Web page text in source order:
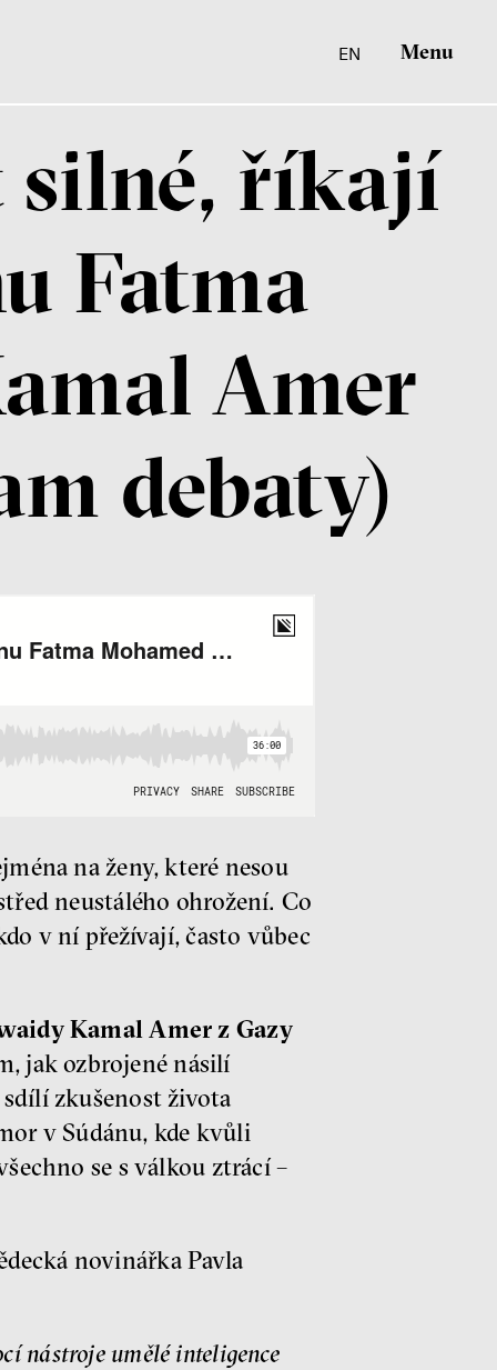
EN Menu
silné, říkají
Fatma
Amer
debaty)
na ženy, které nesou
neustálého ohrožení. Co
v ní přežívají, často vůbec
Kamal Amer z Gazy
jak ozbrojené násilí
zkušenost života
v Súdánu, kde kvůli
se s válkou ztrácí –
novinářka Pavla
nástroje umělé inteligence